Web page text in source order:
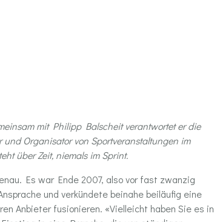
mit Philipp Balscheit verantwortet er die
Organisator von Sportveranstaltungen im
über Zeit, niemals im Sprint.
Es war Ende 2007, also vor fast zwanzig
und verkündete beinahe beiläufig eine
Anbieter fusionieren. «Vielleicht haben Sie es in